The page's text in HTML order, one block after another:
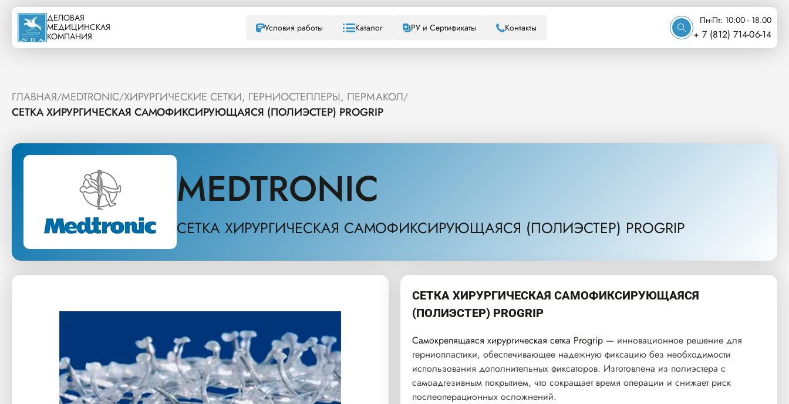
ДЕЛОВАЯ
МЕДИЦИНСКАЯ
КОМПАНИЯ
Условия работы Каталог РУ и Сертификаты Контакты
Пн-Пт: 10:00 - 18.00
+ 7 (812) 714-06-14
ГЛАВНАЯ/MEDTRONIC/ХИРУРГИЧЕСКИЕ СЕТКИ, ГЕРНИОСТЕПЛЕРЫ, ПЕРМАКОЛ/
СЕТКА ХИРУРГИЧЕСКАЯ САМОФИКСИРУЮЩАЯСЯ (ПОЛИЭСТЕР) PROGRIP
MEDTRONIC
СЕТКА ХИРУРГИЧЕСКАЯ САМОФИКСИРУЮЩАЯСЯ (ПОЛИЭСТЕР) PROGRIP
СЕТКА ХИРУРГИЧЕСКАЯ САМОФИКСИРУЮЩАЯСЯ
(ПОЛИЭСТЕР) PROGRIP
Самокрепящаяся хирургическая сетка Progrip — инновационное решение для
герниопластики, обеспечивающее надежную фиксацию без необходимости
использования дополнительных фиксаторов. Изготовлена из полиэстера с
самоадгезивным покрытием, что сокращает время операции и снижает риск
послеоперационных осложнений.